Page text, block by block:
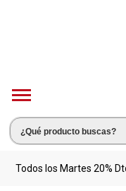
Todos los Martes 20%